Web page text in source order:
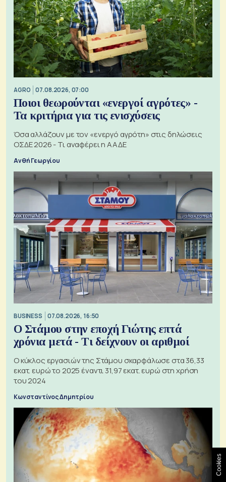
AGRO 07.08.2026, 07:00
Ποιοι θεωρούνται «ενεργοί αγρότες» -
Τα κριτήρια για τις ενισχύσεις
Όσα αλλάζουν με τον «ενεργό αγρότη» στις δηλώσεις
ΟΣΔΕ 2026 - Τι αναφέρει η ΑΑΔΕ
Ανθή Γεωργίου
BUSINESS 07.08.2026, 16:50
Ο Στάμου στην εποχή Γιώτης επτά
χρόνια μετά - Τι δείχνουν οι αριθμοί
Ο κύκλος εργασιών της Στάμου σκαρφάλωσε στα 36,33
εκατ. ευρώ το 2025 έναντι 31,97 εκατ. ευρώ στη χρήση
του 2024
Κωνσταντίνος Δημητρίου
Cookies